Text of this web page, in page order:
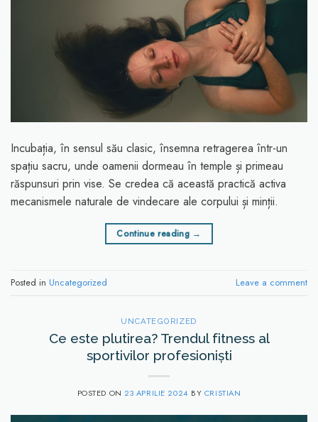
Incubația, în sensul său clasic, însemna retragerea într-un
spațiu sacru, unde oamenii dormeau în temple și primeau
răspunsuri prin vise. Se credea că această practică activa
mecanismele naturale de vindecare ale corpului și minții.
Continue reading →
Posted in Uncategorized Leave a comment
UNCATEGORIZED
Ce este plutirea? Trendul fitness al
sportivilor profesioniști
POSTED ON 23 APRILIE 2024 BY CRISTIAN